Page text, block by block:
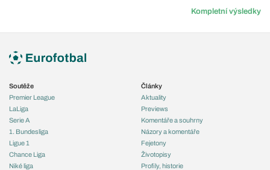
Kompletní výsledky
Soutěže
Premier League
LaLiga
Serie A
1. Bundesliga
Ligue 1
Chance Liga
Niké liga
Články
Aktuality
Previews
Komentáře a souhrny
Názory a komentáře
Fejetony
Životopisy
Profily, historie